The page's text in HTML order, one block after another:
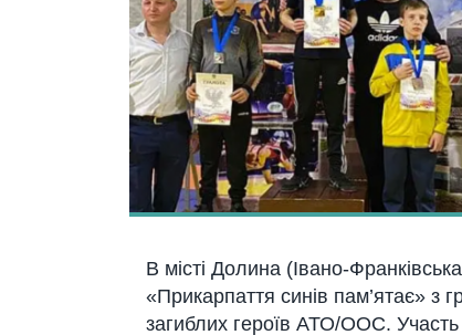
В місті Долина (Івано-
«Прикарпаття синів пам’ятає» з
загиблих героїв АТО/ООС.